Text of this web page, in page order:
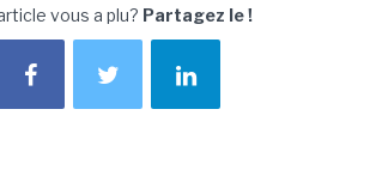
vous a plu? Partagez le !